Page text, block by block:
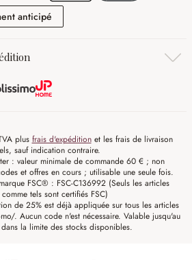
anticipé
plus frais d'expéditionet les frais de livraison
sauf indication contraire.
: valeur minimale de commande 60 € ; non
et offres en cours ; utilisable une seule fois.
FSC® : FSC-C136992 (Seuls les articles
comme tels sont certifiés FSC)
de 25% est déjà appliquée sur tous les articles
. Aucun code n'est nécessaire. Valable jusqu'au
la limite des stocks disponibles.